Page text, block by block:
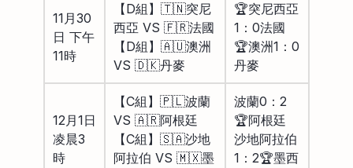
11月30
日 下午
11時
【D組】🇹🇳突尼
西亞 VS 🇫🇷法國
【D組】🇦🇺澳洲
VS 🇩🇰丹麥
🏆突尼西亞
1：0法國
🏆澳洲1：0
丹麥
12月1日
凌晨3
時
【C組】🇵🇱波蘭
VS 🇦🇷阿根廷
【C組】🇸🇦沙地
阿拉伯 VS 🇲🇽墨
波蘭0：2
🏆阿根廷
沙地阿拉伯
1：2🏆墨西